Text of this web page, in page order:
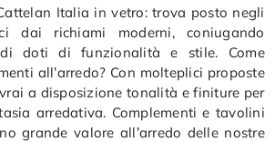
Italia in vetro: trova posto negli
dai richiami moderni, coniugando
doti di funzionalità e stile. Come
all’arredo? Con molteplici proposte
a disposizione tonalità e finiture per
arredativa. Complementi e tavolini
grande valore all’arredo delle nostre